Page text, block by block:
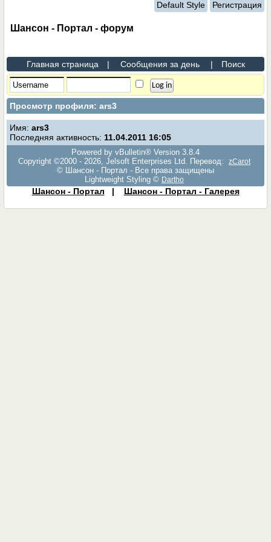
Default Style Регистрация
Шансон - Портал - форум
Главная страница | Сообщения за день | Поиск
Просмотр профиля: ars3
Имя:ars3
Последняя активность: 11.04.2011 16:05
Powered by vBulletin® Version 3.8.4
Copyright ©2000 - 2026, Jelsoft Enterprises Ltd. Перевод:
zCarot
© Шансон - Портал - Все права защищены
Lightweight Styling © Dartho
Шансон - Портал | Шансон - Портал - Галерея